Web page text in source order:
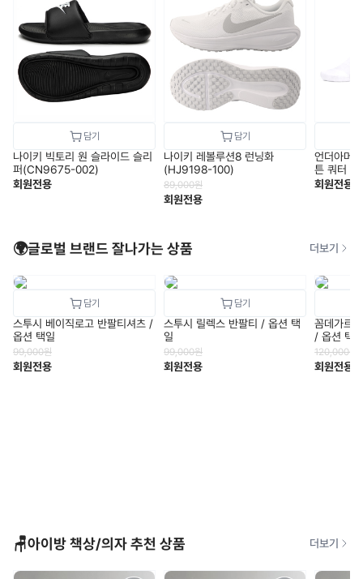
나이키 빅토리 원 슬라이드 슬리
퍼(CN9675-002)
회원전용
나이키 레볼루션8 런닝화
(HJ9198-100)
89,000원
회원전용
언더아머
튼 쿼터
3켤레
회원전용
🌍글로벌 브랜드 잘나가는 상품 더보기
스투시 베이직로고 반팔티셔츠 /
옵션 택일
99,000원
회원전용
스투시 릴렉스 반팔티 / 옵션 택
일
99,000원
회원전용
꼼데가르
/ 옵션 택
120,000원
회원전용
🪑아이방 책상/의자 추천 상품 더보기